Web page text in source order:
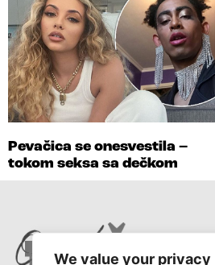
We value your privacy
Pevačica se onesvestila –
tokom seksa sa dečkom